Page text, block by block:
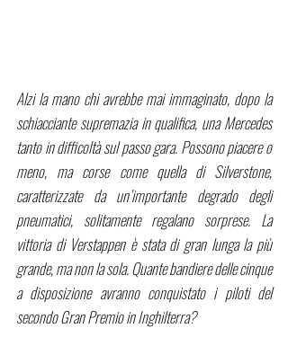
Alzi la mano chi avrebbe mai immaginato, dopo la
schiacciante supremazia in qualifica, una Mercedes
tanto in difficoltà sul passo gara. Possono piacere o
meno, ma corse come quella di Silverstone,
caratterizzate da un’importante degrado degli
pneumatici, solitamente regalano sorprese. La
vittoria di Verstappen è stata di gran lunga la più
grande, ma non la sola. Quante bandiere delle cinque
a disposizione avranno conquistato i piloti del
secondo Gran Premio in Inghilterra?